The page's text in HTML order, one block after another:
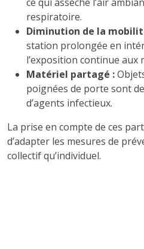
respiratoire.
Diminution de la
station prolongée en
l’exposition continue aux
Matériel partagé :
poignées de porte sont
d’agents infectieux.
La prise en compte de ces
d’adapter les mesures de
collectif qu’individuel.